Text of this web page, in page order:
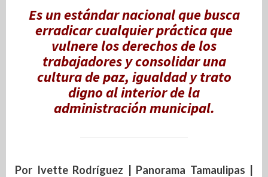
Es un estándar nacional que busca
erradicar cualquier práctica que
vulnere los derechos de los
trabajadores y consolidar una
cultura de paz, igualdad y trato
digno al interior de la
administración municipal.
Por Ivette Rodríguez | Panorama Tamaulipas |